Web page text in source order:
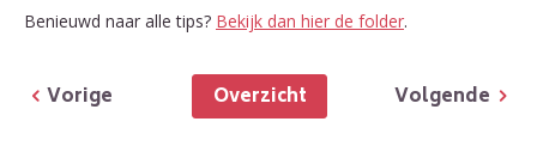
Benieuwd naar alle tips? Bekijk dan hier de folder.
Volgende
Overzicht
Vorige